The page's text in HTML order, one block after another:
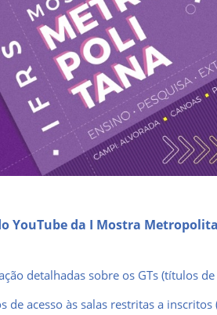
YouTube da I Mostra
detalhadas sobre os GTs (títulos
de acesso às salas restritas a